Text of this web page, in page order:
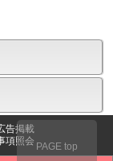
告掲載
項照会 PAGE top